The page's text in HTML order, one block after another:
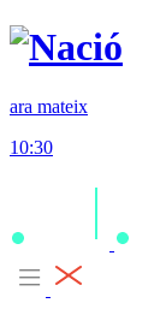
ara mateix
10:30